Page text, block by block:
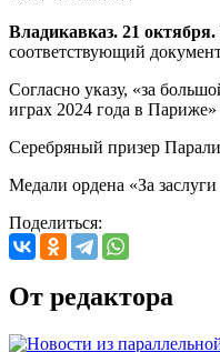
Владикавказ. 21
соответствующий
Согласно указу, «за
играх 2024 года в
Серебряный призер
Медали ордена «За
Поделиться:
От редактора